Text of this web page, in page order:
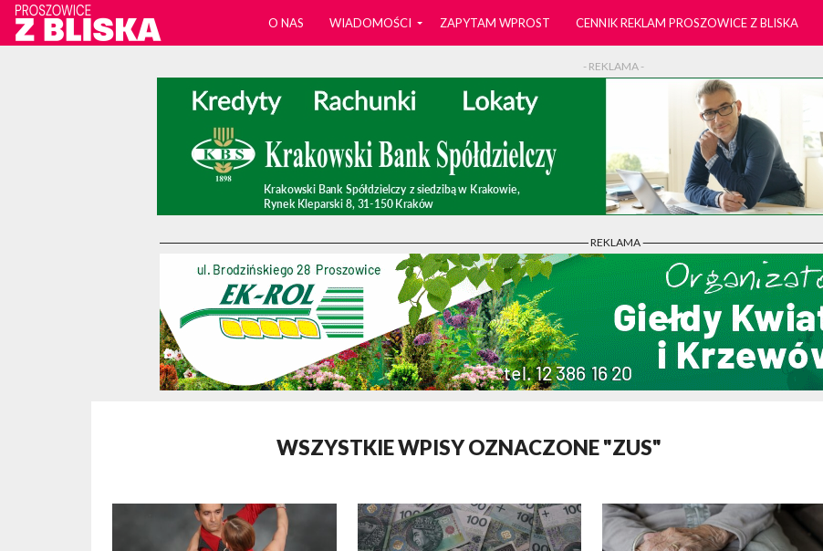
O NAS WIADOMOŚCI ZAPYTAM WPROST CENNIK REKLAM PROSZOWICE Z BLISKA
- REKLAMA -
- REKLAMA -
WSZYSTKIE WPISY OZNACZONE "ZUS"